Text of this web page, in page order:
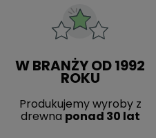
W BRANŻY OD 1992
ROKU
Produkujemy wyroby z
drewna ponad 30 lat